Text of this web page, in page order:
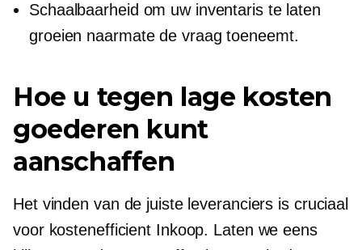
Schaalbaarheid om uw inventaris te laten
groeien naarmate de vraag toeneemt.
Hoe u tegen lage kosten
goederen kunt
aanschaffen
Het vinden van de juiste leveranciers is cruciaal
voor kostenefficient Inkoop. Laten we eens